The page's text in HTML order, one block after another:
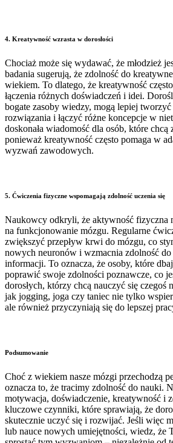
4. Kreatywność wzrasta w dorosłości
Chociaż może się wydawać, że młodzież
badania sugerują, że zdolność do
wiekiem. To dlatego, że kreatywność
łączenia różnych doświadczeń i idei.
bogate zasoby wiedzy, mogą lepiej
rozwiązania i łączyć różne koncepcje w
doskonała wiadomość dla osób, które chcą
ponieważ kreatywność często pomaga w
wyzwań zawodowych.
5. Ćwiczenia fizyczne wspomagają zdolność uczenia się
Naukowcy odkryli, że aktywność fizyczna
na funkcjonowanie mózgu. Regularne
zwiększyć przepływ krwi do mózgu, co
nowych neuronów i wzmacnia zdolność do
informacji. To oznacza, że osoby, które
poprawić swoje zdolności poznawcze, co
dorosłych, którzy chcą nauczyć się czegoś
jak jogging, joga czy taniec nie tylko
ale również przyczyniają się do lepszej
Podsumowanie
Choć z wiekiem nasze mózgi przechodzą
oznacza to, że tracimy zdolność do nauki.
motywacja, doświadczenie, kreatywność i
kluczowe czynniki, które sprawiają, że
skutecznie uczyć się i rozwijać. Jeśli więc
lub nauce nowych umiejętności, wiedz, że